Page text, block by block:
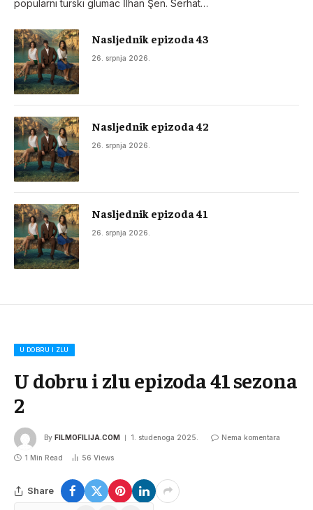
popularni turski glumac İlhan Şen. Serhat…
Nasljednik epizoda 43
26. srpnja 2026.
Nasljednik epizoda 42
26. srpnja 2026.
Nasljednik epizoda 41
26. srpnja 2026.
U DOBRU I ZLU
U dobru i zlu epizoda 41 sezona
2
By FILMOFILIJA.COM 1. studenoga 2025. Nema komentara
1 Min Read 56 Views
Share